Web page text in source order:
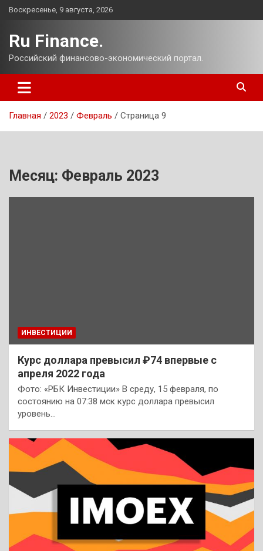
Перейти
Воскресенье, 9 августа, 2026
Ru Finance.
Российский финансово-экономический портал.
Главная 2023 Февраль Страница 9
Месяц: Февраль 2023
ИНВЕСТИЦИИ
Курс доллара превысил ₽74 впервые с
апреля 2022 года
Фото: «РБК Инвестиции» В среду, 15 февраля, по
состоянию на 07:38 мск курс доллара превысил
уровень…